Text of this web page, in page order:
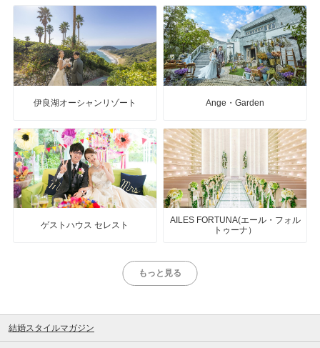
伊良湖オーシャンリゾート Ange・Garden
ゲストハウス セレスト
AILES FORTUNA(エール・フォル
トゥーナ）
もっと見る
結婚スタイルマガジン